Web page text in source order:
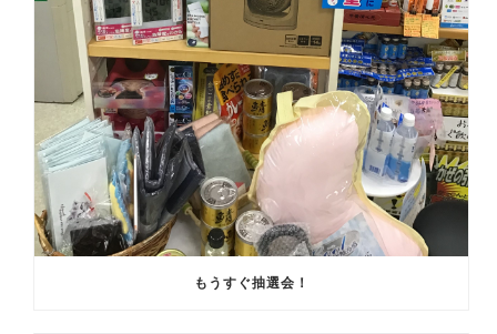
もうすぐ抽選会！